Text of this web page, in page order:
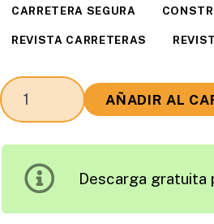
CARRETERA SEGURA
REVISTA CARRETERAS
Revista
Carreteras
cantidad
AÑADIR AL
Descarga gratuita